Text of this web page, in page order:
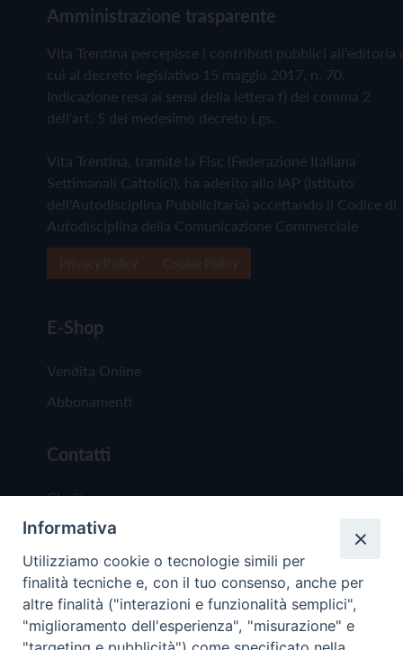
Amministrazione trasparente
Vita Trentina percepisce i contributi pubblici all'editoria
cui al decreto legislativo 15 maggio 2017, n. 70.
Indicazione resa ai sensi della lettera f) del comma 2
dell'art. 5 del medesimo decreto Lgs.
Vita Trentina, tramite la Fisc (Federazione Italiana
Settimanali Cattolici), ha aderito allo IAP (Istituto
dell'Autodisciplina Pubblicitaria) accettando il Codice di
Autodisciplina della Comunicazione Commerciale
E-Shop
Vendita Online
Abbonamenti
Contatti
Chi Siamo
Redazione
Scrivici
Informativa
Utilizziamo cookie o tecnologie simili per
finalità tecniche e, con il tuo consenso, anche per
altre finalità ("interazioni e funzionalità semplici",
"miglioramento dell'esperienza", "misurazione" e